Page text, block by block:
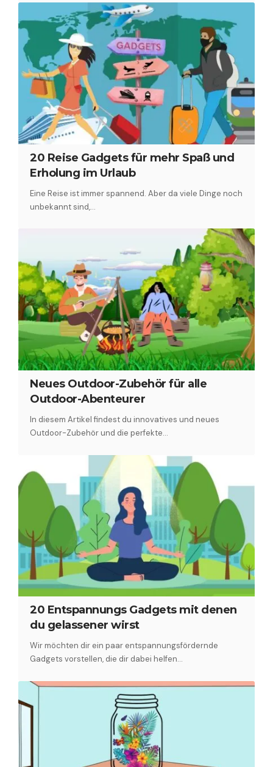
20 Reise Gadgets für mehr Spaß und
Erholung im Urlaub
Eine Reise ist immer spannend. Aber da viele Dinge noch
unbekannt sind,…
Neues Outdoor-Zubehör für alle
Outdoor-Abenteurer
In diesem Artikel findest du innovatives und neues
Outdoor-Zubehör und die perfekte…
20 Entspannungs Gadgets mit denen
du gelassener wirst
Wir möchten dir ein paar entspannungsfördernde
Gadgets vorstellen, die dir dabei helfen…